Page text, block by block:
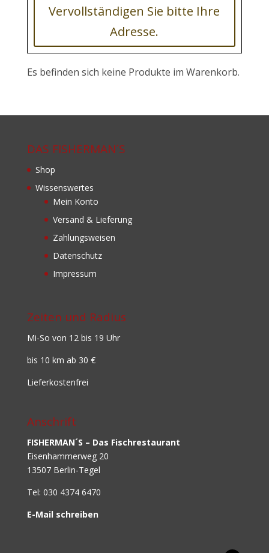
Vervollständigen Sie bitte Ihre
Adresse.
Es befinden sich keine Produkte im Warenkorb.
DAS FISHERMAN´S
Shop
Wissenswertes
Mein Konto
Versand & Lieferung
Zahlungsweisen
Datenschutz
Impressum
Zeiten und Radius
Mi-So von 12 bis 19 Uhr
bis 10 km ab 30 €
Lieferkostenfrei
Anschrift
FISHERMAN´S – Das Fischrestaurant
Eisenhammerweg 20
13507 Berlin-Tegel
Tel: 030 4374 6470
E-Mail schreiben